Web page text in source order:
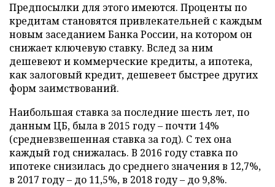
Предпосылки для этого имеются. Проценты по
кредитам становятся привлекательней с каждым
новым заседанием Банка России, на котором он
снижает ключевую ставку. Вслед за ним
дешевеют и коммерческие кредиты, а ипотека,
как залоговый кредит, дешевеет быстрее других
форм заимствований.
Наибольшая ставка за последние шесть лет, по
данным ЦБ, была в 2015 году – почти 14%
(средневзвешенная ставка за год). С тех она
каждый год снижалась. В 2016 году ставка по
ипотеке снизилась до среднего значения в 12,7%,
в 2017 году – до 11,5%, в 2018 году – до 9,8%.